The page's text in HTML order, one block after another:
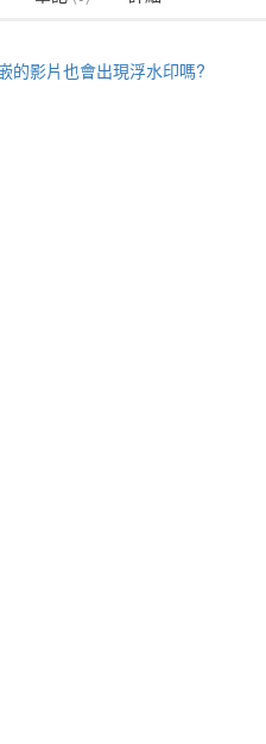
的影片也會出現浮水印嗎?